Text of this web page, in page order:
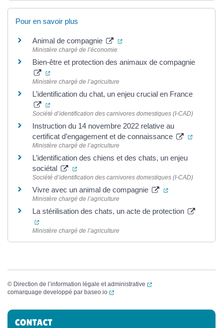
Pour en savoir plus
Animal de compagnie (ouverture dans un nouvel
Ministère chargé de l’économie
Bien-être et protection des animaux de compagnie
(ouverture dans un nouvel onglet)
Ministère chargé de l’agriculture
L’identification du chat, un enjeu crucial en France
(ouverture dans un nouvel onglet)
Société d’identification des carnivores domestiques (I-CAD)
Instruction du 14 novembre 2022 relative au
certificat d’engagement et de connaissance
Ministère chargé de l’agriculture
L’identification des chiens et des chats, un enjeu
sociétal
(ouverture dans un nouvel onglet)
Société d’identification des carnivores domestiques (I-CAD)
Vivre avec un animal de compagnie (ouverture dans
Ministère chargé de l’agriculture
La stérilisation des chats, un acte de protection
(ouverture dans un nouvel onglet)
Ministère chargé de l’agriculture
© Direction de l’information légale et administrative
(ouverture dans un
comarquage developpé par baseo.io (ouverture dans un nouvel onglet)
Informations complémentaires
CONTACT